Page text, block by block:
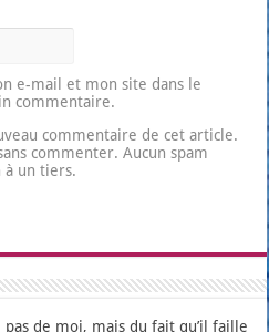
e-mail et mon site dans le
commentaire.
commentaire de cet article.
commenter. Aucun spam
à un tiers.
de moi, mais du fait qu’il faille